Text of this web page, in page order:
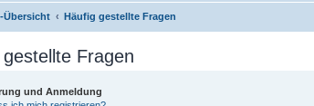
Übersicht Häufig gestellte Fragen
Fragen
und Anmeldung